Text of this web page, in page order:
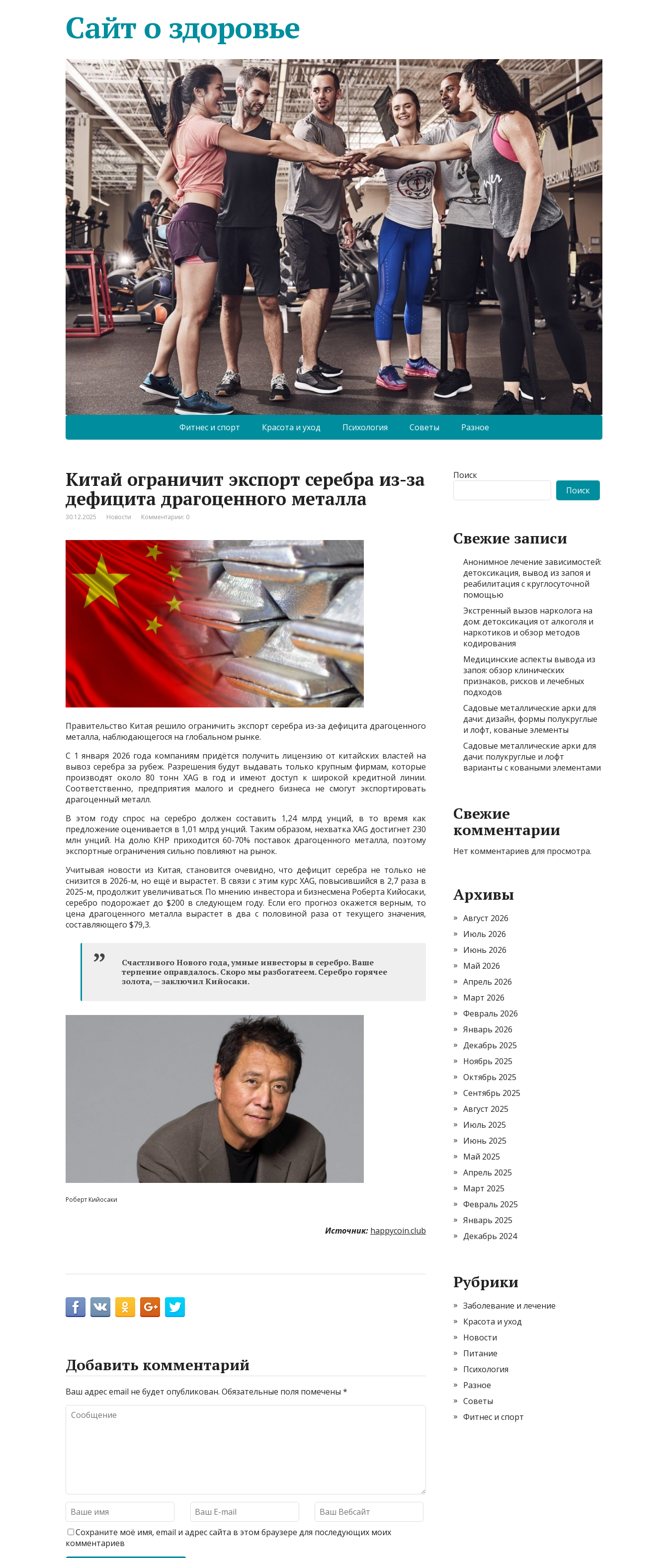
Сайт о здоровье
Фитнес и спорт Красота и уход Психология Советы Разное
Китай ограничит экспорт серебра из-за
дефицита драгоценного металла
30.12.2025 Новости Комментарии: 0
Правительство Китая решило ограничить экспорт серебра из-за дефицита драгоценного
металла, наблюдающегося на глобальном рынке.
С 1 января 2026 года компаниям придётся получить лицензию от китайских властей на
вывоз серебра за рубеж. Разрешения будут выдавать только крупным фирмам, которые
производят около 80 тонн XAG в год и имеют доступ к широкой кредитной линии.
Соответственно, предприятия малого и среднего бизнеса не смогут экспортировать
драгоценный металл.
В этом году спрос на серебро должен составить 1,24 млрд унций, в то время как
предложение оценивается в 1,01 млрд унций. Таким образом, нехватка XAG достигнет 230
млн унций. На долю КНР приходится 60-70% поставок драгоценного металла, поэтому
экспортные ограничения сильно повлияют на рынок.
Учитывая новости из Китая, становится очевидно, что дефицит серебра не только не
снизится в 2026-м, но ещё и вырастет. В связи с этим курс XAG, повысившийся в 2,7 раза в
2025-м, продолжит увеличиваться. По мнению инвестора и бизнесмена Роберта Кийосаки,
серебро подорожает до $200 в следующем году. Если его прогноз окажется верным, то
цена драгоценного металла вырастет в два с половиной раза от текущего значения,
составляющего $79,3.
Счастливого Нового года, умные инвесторы в серебро. Ваше
терпение оправдалось. Скоро мы разбогатеем. Серебро горячее
золота, — заключил Кийосаки.
Роберт Кийосаки
Источник: happycoin.club
Добавить комментарий
Ваш адрес email не будет опубликован. Обязательные поля помечены *
Сохраните моё имя, email и адрес сайта в этом браузере для последующих моих
комментариев
Поиск
Поиск
Свежие записи
Анонимное лечение зависимостей:
детоксикация, вывод из запоя и
реабилитация с круглосуточной
помощью
Экстренный вызов нарколога на
дом: детоксикация от алкоголя и
наркотиков и обзор методов
кодирования
Медицинские аспекты вывода из
запоя: обзор клинических
признаков, рисков и лечебных
подходов
Садовые металлические арки для
дачи: дизайн, формы полукруглые
и лофт, кованые элементы
Садовые металлические арки для
дачи: полукруглые и лофт
варианты с коваными элементами
Свежие
комментарии
Нет комментариев для просмотра.
Архивы
Август 2026
Июль 2026
Июнь 2026
Май 2026
Апрель 2026
Март 2026
Февраль 2026
Январь 2026
Декабрь 2025
Ноябрь 2025
Октябрь 2025
Сентябрь 2025
Август 2025
Июль 2025
Июнь 2025
Май 2025
Апрель 2025
Март 2025
Февраль 2025
Январь 2025
Декабрь 2024
Рубрики
Заболевание и лечение
Красота и уход
Новости
Питание
Психология
Разное
Советы
Фитнес и спорт